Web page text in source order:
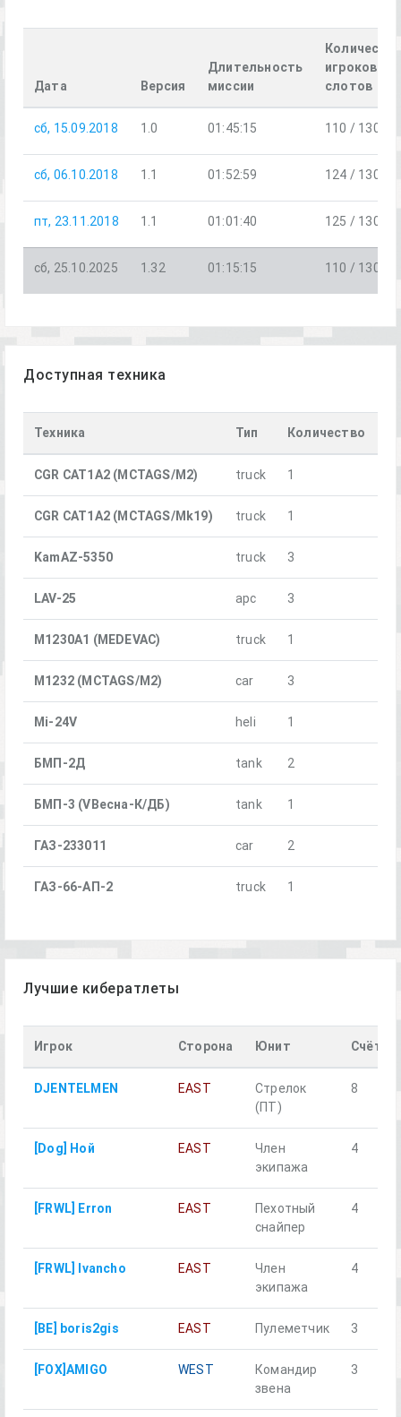
Дата Версия
Длительность
миссии
игроков /
слотов
сб, 15.09.2018 1.0 01:45:15 110 / 130
сб, 06.10.2018 1.1 01:52:59 124 / 130
пт, 23.11.2018 1.1 01:01:40 125 / 130
сб, 25.10.2025 1.32 01:15:15 110 / 130
Доступная техника
Техника Тип Количество
CGR CAT1A2 (MCTAGS/M2) truck 1
CGR CAT1A2 (MCTAGS/Mk19) truck 1
KamAZ-5350 truck 3
LAV-25 apc 3
M1230A1 (MEDEVAC) truck 1
M1232 (MCTAGS/M2) car 3
Mi-24V heli 1
БМП-2Д tank 2
БМП-3 (VВесна-К/ДБ) tank 1
ГАЗ-233011 car 2
ГАЗ-66-АП-2 truck 1
Лучшие кибератлеты
Игрок Сторона Юнит Счёт
DJENTELMEN EAST
Стрелок
(ПТ)
8
[Dog] Ной EAST
Член
экипажа
4
[FRWL] Erron EAST
Пехотный
снайпер
4
[FRWL] Ivancho EAST
Член
экипажа
4
[BE] boris2gis EAST Пулеметчик 3
[FOX]AMIGO WEST
Командир
звена
3